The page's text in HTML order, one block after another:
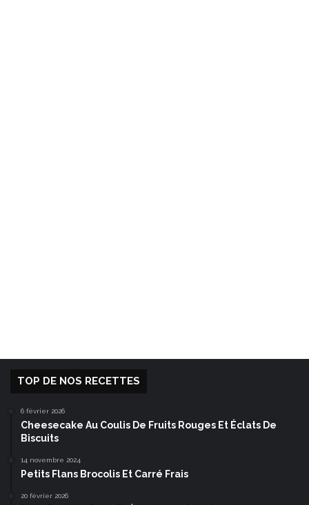
TOP DE NOS RECETTES
6 février 2026
Cheesecake Au Coulis De Fruits Rouges Et Éclats De
Biscuits
14 novembre 2024
Petits Flans Brocolis Et Carré Frais
20 février 2026